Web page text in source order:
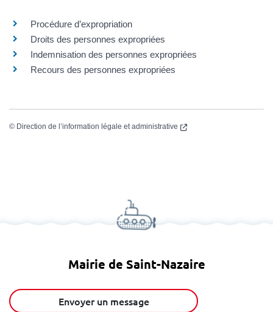
Procédure d’expropriation
Droits des personnes expropriées
Indemnisation des personnes expropriées
Recours des personnes expropriées
© Direction de l’information légale et administrative (nouvelle fenêtre)
Mairie de Saint-Nazaire
Envoyer un message